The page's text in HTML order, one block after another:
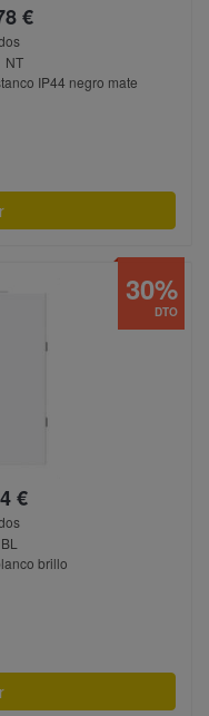
€
NT
IP44 negro mate
€
brillo
DTO
30%